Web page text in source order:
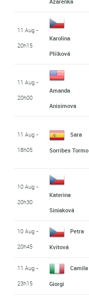
11 Aug -
20h15
Karolina
Plíšková
11 Aug -
20h00
Amanda
Anisimova
11 Aug -
18h05
Sara
Sorribes Tormo
10 Aug -
20h30
Katerina
Siniaková
10 Aug -
20h45
Petra
Kvitová
11 Aug -
23h15
Camila
Giorgi